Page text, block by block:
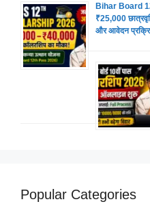
Bihar Board
₹25,000
और आवेदन
Popular Categories